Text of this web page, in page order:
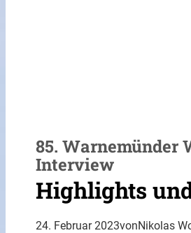
85. Warnemünder
Interview
Highlights
24. Februar 2023vonNikolas